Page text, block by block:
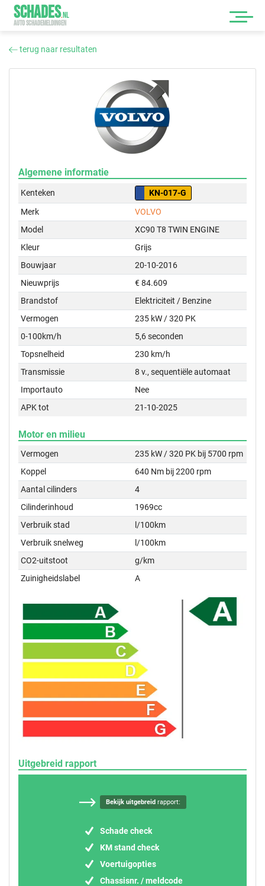
SCHADES.NL
AUTO SCHADEMELDINGEN
terug naar resultaten
Algemene informatie
Kenteken
KN-017-G
Merk
VOLVO
Model
XC90 T8 TWIN ENGINE
Kleur
Grijs
Bouwjaar
20-10-2016
Nieuwprijs
€ 84.609
Brandstof
Elektriciteit / Benzine
Vermogen
235 kW / 320 PK
0-100km/h
5,6 seconden
Topsnelheid
230 km/h
Transmissie
8 v., sequentiële automaat
Importauto
Nee
APK tot
21-10-2025
Motor en milieu
Vermogen
235 kW / 320 PK bij 5700 rpm
Koppel
640 Nm bij 2200 rpm
Aantal cilinders
4
Cilinderinhoud
1969cc
Verbruik stad
l/100km
Verbruik snelweg
l/100km
CO2-uitstoot
g/km
Zuinigheidslabel
A
Uitgebreid rapport
Bekijk uitgebreidrapport:
Schade check
KM stand check
Voertuigopties
Chassisnr. / meldcode